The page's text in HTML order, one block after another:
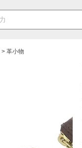
革小物